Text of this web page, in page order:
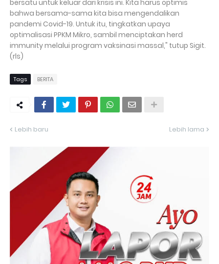
bersatu untuk keluar dari krisis ini. Kita harus optimis
bahwa bersama-sama kita bisa mengendalikan
pandemi Covid-19. Untuk itu, tingkatkan upaya
optimalisasi PPKM Mikro, sambil menciptakan herd
immunity melalui program vaksinasi massal," tutup Sigit.
(rls)
Tags BERITA
Lebih baru Lebih lama